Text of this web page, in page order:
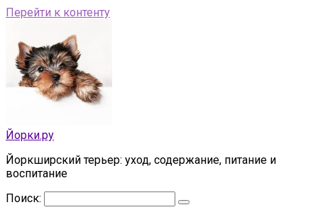
Перейти к контенту
Йорки.ру
Йоркширский терьер: уход, содержание, питание и
воспитание
Поиск: